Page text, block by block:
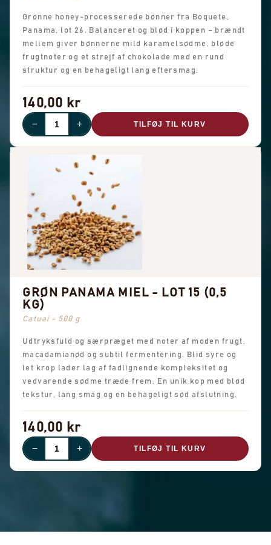
Grønne honey-processerede bønner fra Boquete,
Panama, lot 26. Balanceret og blød i koppen – brændt
mellem giver bønnerne mild karamelsødme, bløde
frugtnoter og et strejf af chokolade med en rund
struktur og en behageligt lang eftersmag.
140,00 kr
− + TILFØJ TIL KURV
GRØN PANAMA MIEL - LOT 15 (0,5
KG)
Catuai - 500 g
Udtryksfuld og særpræget med noter af moden frugt,
macadamianød og subtil fermentering. Blid syre og
let krop lader lag af fadlignende kompleksitet og
vedvarende sødme træde frem. En unik kop med blød
tekstur, lang smag og en behageligt sød afslutning.
140,00 kr
− + TILFØJ TIL KURV